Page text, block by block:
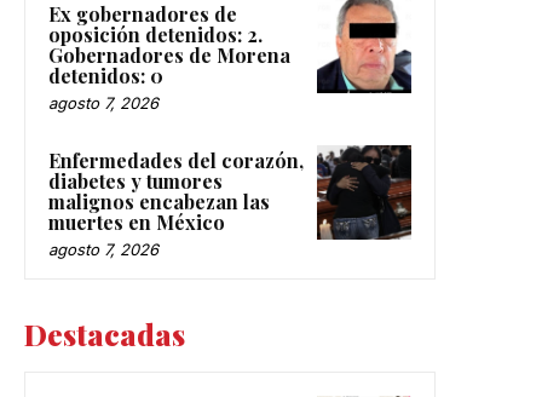
Ex gobernadores de
oposición detenidos: 2.
Gobernadores de Morena
detenidos: 0
agosto 7, 2026
Enfermedades del corazón,
diabetes y tumores
malignos encabezan las
muertes en México
agosto 7, 2026
Destacadas